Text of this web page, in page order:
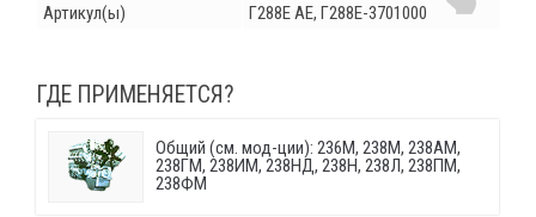
Артикул(ы)
Г288Е AE, Г288Е-3701000
ГДЕ ПРИМЕНЯЕТСЯ?
Общий (см. мод-ции): 236М, 238М, 238АМ,
238ГМ, 238ИМ, 238НД, 238Н, 238Л, 238ПМ,
238ФМ